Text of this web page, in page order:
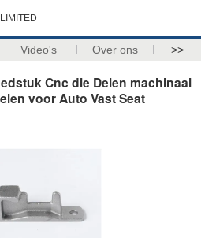
Video's Over ons >>
Cnc die Delen machinaal
voor Auto Vast Seat